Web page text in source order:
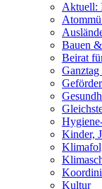
Aktuell:
Bauen
Beirat
Kinder,
Kultur